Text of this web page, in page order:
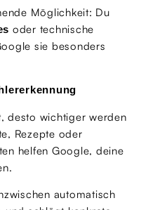
Möglichkeit: Du
oder technische
sie besonders
desto wichtiger werden
Rezepte oder
helfen Google, deine
automatisch